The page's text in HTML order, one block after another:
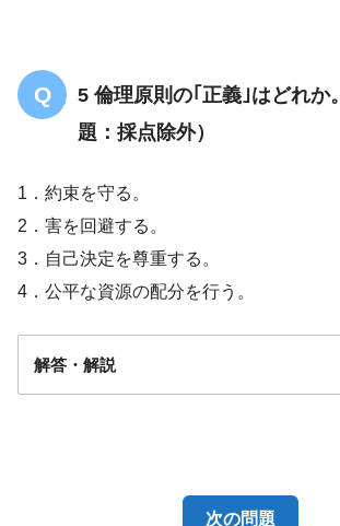
5 倫理原則の｢正義｣はどれ
題：採点除外）
1．約束を守る。
2．害を回避する。
3．自己決定を尊重する。
4．公平な資源の配分を行う。
解答・解説
理由：問題として適切であるが，必修問
次の問題